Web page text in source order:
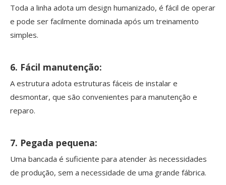
Toda a linha adota um design humanizado, é fácil de operar
e pode ser facilmente dominada após um treinamento
simples.
6. Fácil manutenção:
A estrutura adota estruturas fáceis de instalar e
desmontar, que são convenientes para manutenção e
reparo.
7. Pegada pequena:
Uma bancada é suficiente para atender às necessidades
de produção, sem a necessidade de uma grande fábrica.